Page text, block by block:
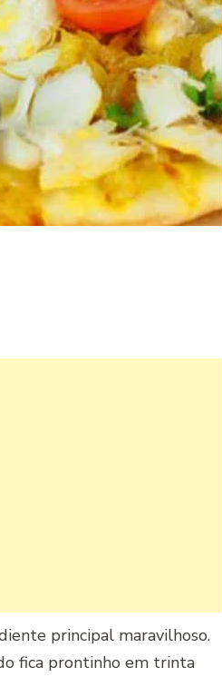
principal maravilhoso.
fica prontinho em trinta